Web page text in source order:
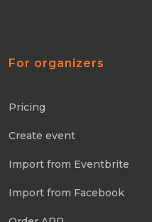
For organizers
Pricing
Create event
Import from Eventbrite
Import from Facebook